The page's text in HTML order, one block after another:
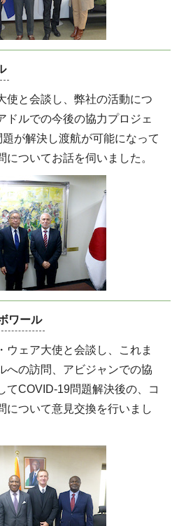
使と会談し、弊社の活動につ
ドルでの今後の協力プロジェ
が解決し渡航が可能になって
についてお話を伺いました。
ワール
ウェア大使と会談し、これま
への訪問、アビジャンでの協
てCOVID-19問題解決後の、コ
について意見交換を行いまし